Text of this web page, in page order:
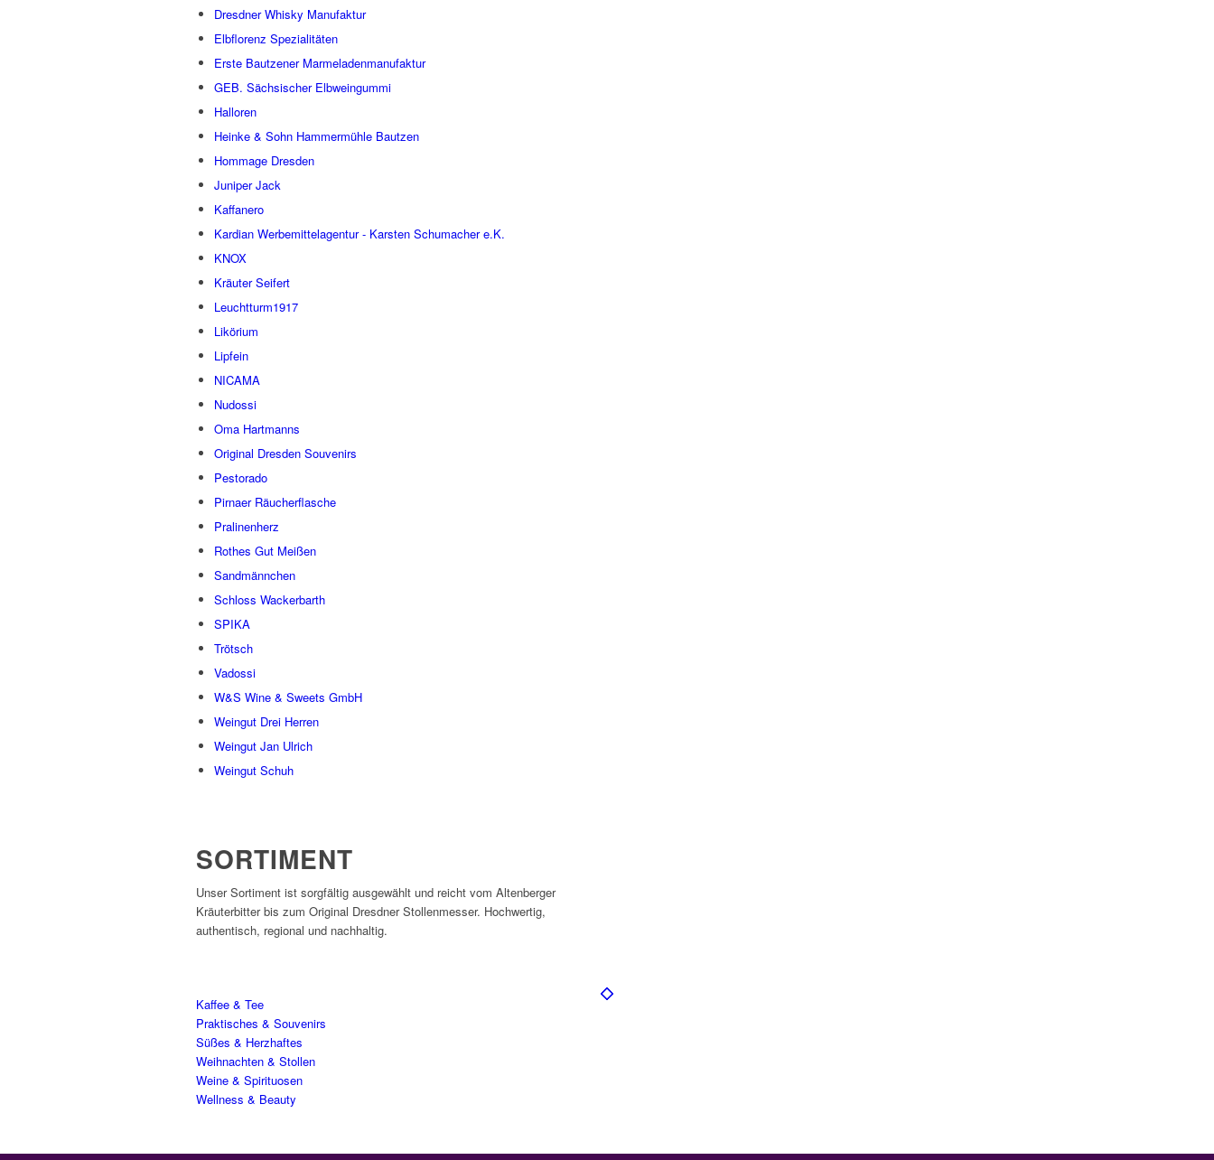
Dresdner Whisky Manufaktur
Elbflorenz Spezialitäten
Erste Bautzener Marmeladenmanufaktur
GEB. Sächsischer Elbweingummi
Halloren
Heinke & Sohn Hammermühle Bautzen
Hommage Dresden
Juniper Jack
Kaffanero
Kardian Werbemittelagentur - Karsten Schumacher e.K.
KNOX
Kräuter Seifert
Leuchtturm1917
Likörium
Lipfein
NICAMA
Nudossi
Oma Hartmanns
Original Dresden Souvenirs
Pestorado
Pirnaer Räucherflasche
Pralinenherz
Rothes Gut Meißen
Sandmännchen
Schloss Wackerbarth
SPIKA
Trötsch
Vadossi
W&S Wine & Sweets GmbH
Weingut Drei Herren
Weingut Jan Ulrich
Weingut Schuh
SORTIMENT
Unser Sortiment ist sorgfältig ausgewählt und reicht vom Altenberger
Kräuterbitter bis zum Original Dresdner Stollenmesser. Hochwertig,
authentisch, regional und nachhaltig.
Kaffee & Tee
Praktisches & Souvenirs
Süßes & Herzhaftes
Weihnachten & Stollen
Weine & Spirituosen
Wellness & Beauty